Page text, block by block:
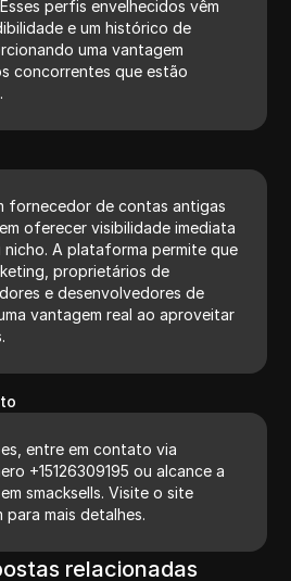
perfis envelhecidos vêm
e um histórico de
uma vantagem
concorrentes que estão
fornecedor de contas antigas
oferecer visibilidade imediata
nicho. A plataforma permite que
proprietários de
e desenvolvedores de
vantagem real ao aproveitar
entre em contato via
+15126309195 ou alcance a
smacksells. Visite o site
para mais detalhes.
relacionadas